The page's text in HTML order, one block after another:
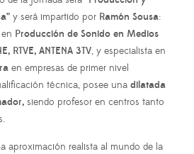
y será impartido por Ramón Sousa:
Producción de Sonido en Medios
RTVE, ANTENA 3TV, y especialista en
en empresas de primer nivel
técnica, posee una dilatada
siendo profesor en centros tanto
aproximación realista al mundo de la